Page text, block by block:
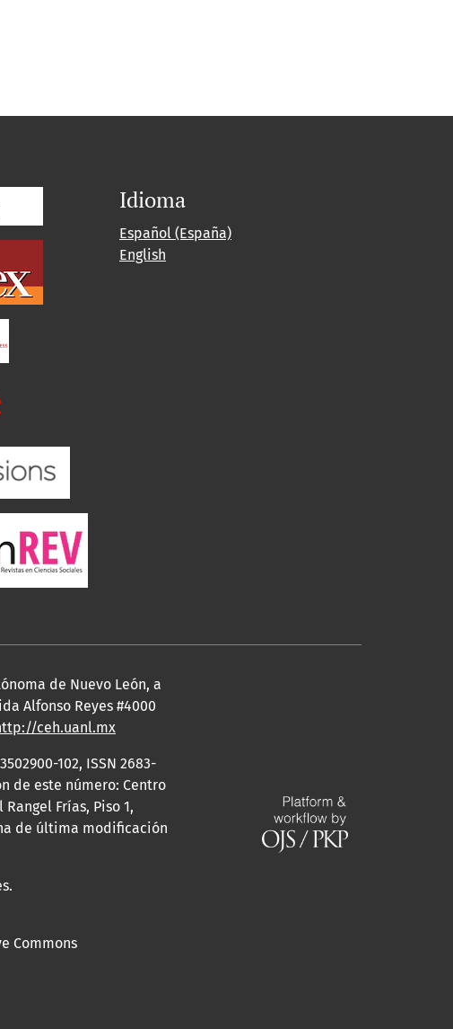
Idioma
Español (España)
English
de Nuevo León, a
Alfonso Reyes #4000
ceh.uanl.mx
102, ISSN 2683-
de este número: Centro
Frías, Piso 1,
de última modificación
Commons